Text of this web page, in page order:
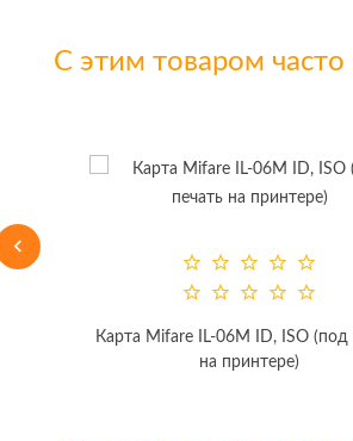
С этим товаром
Карта Mifare IL-06M ID, ISO (под
на принтере)